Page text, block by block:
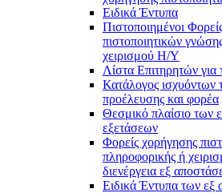
Ειδικά Έντυπα
Πιστοποιημένοι
πιστοποιητικών
χειρισμού Η/Υ
Λίστα Επιτηρητών για
Κατάλογος ισχυόντων
προέλευσης και φορέα
Θεσμικό πλαίσιο των
εξετάσεων
Φορείς χορήγησης
πληροφορικής ή
διενέργεια εξ
Ειδικά Έντυπα των εξ